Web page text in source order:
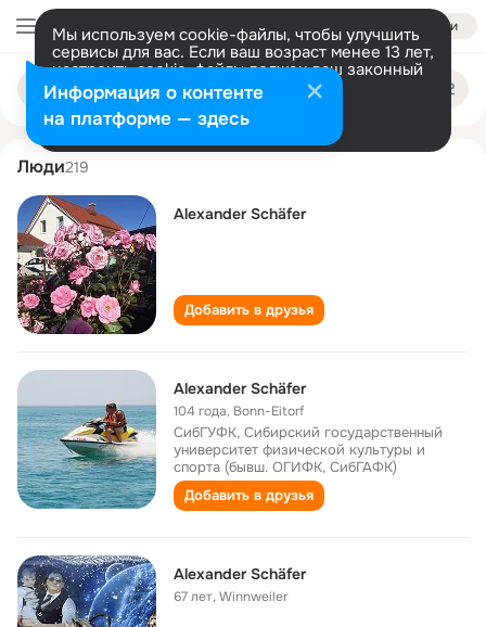
Войти
Мы используем cookie-файлы, чтобы улучшить
сервисы для вас. Если ваш возраст менее 13 лет,
настроить cookie-файлы должен ваш законный
представитель. Больше информации
Разрешить все Настроить
Поиск
людям
alexander schäfer
Люди219
Alexander Schäfer
Добавить в друзья
Alexander Schäfer
104 года, Bonn-Eitorf
СибГУФК, Сибирский государственный
университет физической культуры и
спорта (бывш. ОГИФК, СибГАФК)
Добавить в друзья
Alexander Schäfer
67 лет,Winnweiler
Информация о контенте
на платформе — здесь